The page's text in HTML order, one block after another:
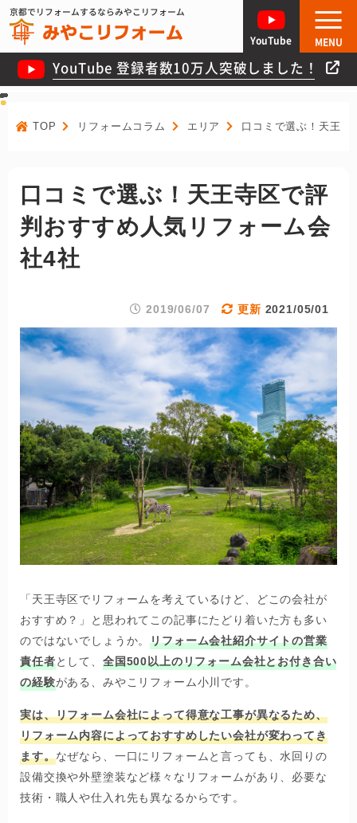
京都でリフォームするならみやこリフォーム
YouTube 登録者数10万人突破しました！
YouTube MENU
TOP リフォームコラム エリア 口コミで選ぶ！天王寺
口コミで選ぶ！天王寺区で評
判おすすめ人気リフォーム会
社4社
2019/06/07 2021/05/01
「天王寺区でリフォームを考えているけど、どこの会社が
おすすめ？」と思われてこの記事にたどり着いた方も多い
のではないでしょうか。リフォーム会社紹介サイトの営業
責任者として、 全国500以上のリフォーム会社とお付き合い
の経験がある、みやこリフォーム小川です。
実は、リフォーム会社によって得意な工事が異なるため、
リフォーム内容によっておすすめしたい会社が変わってき
ます。なぜなら、一口にリフォームと言っても、水回りの
設備交換や外壁塗装など様々なリフォームがあり、必要な
技術・職人や仕入れ先も異なるからです。